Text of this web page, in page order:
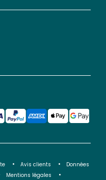
Avis clients
Données
Mentions légales